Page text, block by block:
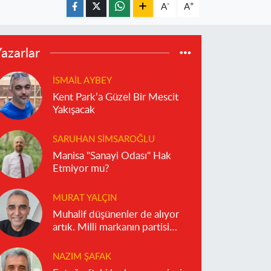
A- A+
İSMAIL AYBEY
Kent Park’a Güzel Bir Mescit
Yakışacak
SARUHAN SIMSAROĞLU
Manisa "Sanayi Odası" Hak
Etmiyor mu?
MURAT YALÇIN
Muhalif düşünenler de alıyor
artık. Milli markanın partisi
NAZIM ŞAFAK